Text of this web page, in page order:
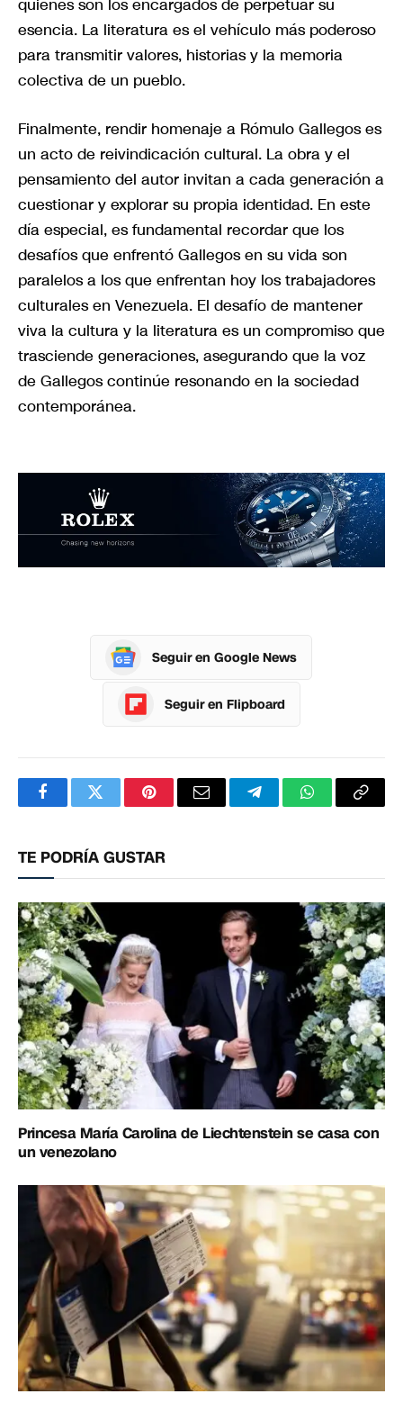
quienes son los encargados de perpetuar su
esencia. La literatura es el vehículo más poderoso
para transmitir valores, historias y la memoria
colectiva de un pueblo.
Finalmente, rendir homenaje a Rómulo Gallegos es
un acto de reivindicación cultural. La obra y el
pensamiento del autor invitan a cada generación a
cuestionar y explorar su propia identidad. En este
día especial, es fundamental recordar que los
desafíos que enfrentó Gallegos en su vida son
paralelos a los que enfrentan hoy los trabajadores
culturales en Venezuela. El desafío de mantener
viva la cultura y la literatura es un compromiso que
trasciende generaciones, asegurando que la voz
de Gallegos continúe resonando en la sociedad
contemporánea.
Seguir en Google News
Seguir en Flipboard
FacebookTwitterPinterestCorreoTelegramWhatsApp
TE PODRÍA GUSTAR
Princesa María Carolina de Liechtenstein se casa con
un venezolano